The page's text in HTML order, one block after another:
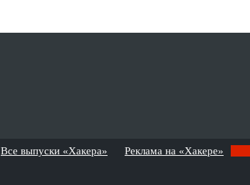
Все выпуски «Хакера» Реклама на «Хакере»